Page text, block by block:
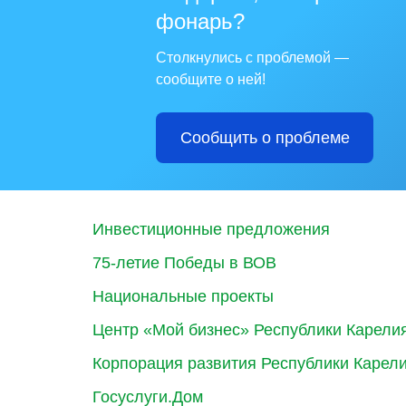
фонарь?
Столкнулись с проблемой —
сообщите о ней!
Сообщить о проблеме
Инвестиционные предложения
75-летие Победы в ВОВ
Национальные проекты
Центр «Мой бизнес» Республики
Корпорация развития Республики
Госуслуги.Дом